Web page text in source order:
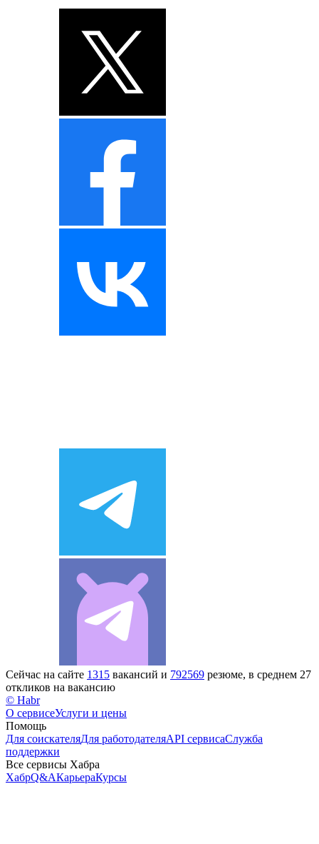
Сейчас на сайте 1315 вакансий и 792569 резюме, в среднем 27
откликов на вакансию
© Habr
О сервисеУслуги и цены
Помощь
Для соискателяДля работодателяAPI сервисаСлужба
поддержки
Все сервисы Хабра
ХабрQ&AКарьераКурсы